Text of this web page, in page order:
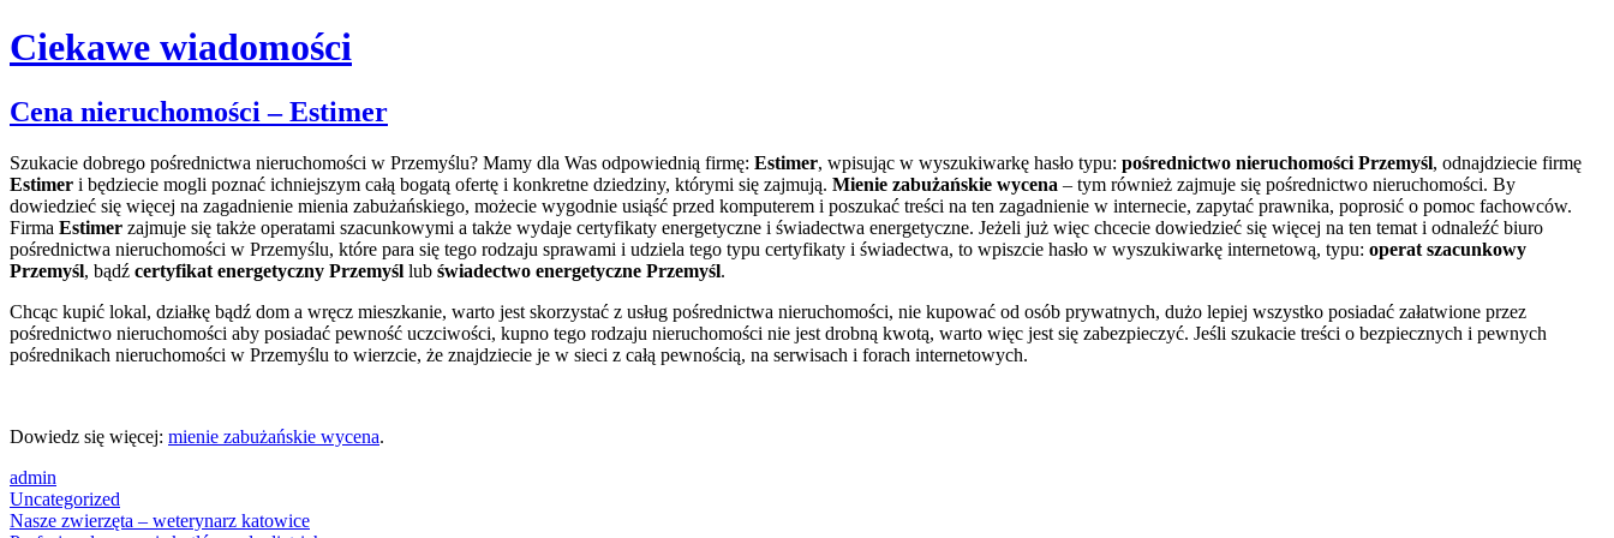
Ciekawe wiadomości
Skip
to
Cena nieruchomości – Estimer
Szukacie dobrego pośrednictwa nieruchomości w Przemyślu? Mamy dla Was odpowiednią firmę: Estimer, wpisując w wyszukiwarkę hasło typu: pośrednictwo nieruchomości Przemyśl, odnajdziecie firmę
Estimer i będziecie mogli poznać ichniejszym całą bogatą ofertę i konkretne dziedziny, którymi się zajmują. Mienie zabużańskie wycena – tym również zajmuje się pośrednictwo nieruchomości. By
dowiedzieć się więcej na zagadnienie mienia zabużańskiego, możecie wygodnie usiąść przed komputerem i poszukać treści na ten zagadnienie w internecie, zapytać prawnika, poprosić o pomoc fachowców.
Firma Estimer zajmuje się także operatami szacunkowymi a także wydaje certyfikaty energetyczne i świadectwa energetyczne. Jeżeli już więc chcecie dowiedzieć się więcej na ten temat i odnaleźć biuro
pośrednictwa nieruchomości w Przemyślu, które para się tego rodzaju sprawami i udziela tego typu certyfikaty i świadectwa, to wpiszcie hasło w wyszukiwarkę internetową, typu: operat szacunkowy
Przemyśl, bądź certyfikat energetyczny Przemyśl lub świadectwo energetyczne Przemyśl.
Chcąc kupić lokal, działkę bądź dom a wręcz mieszkanie, warto jest skorzystać z usług pośrednictwa nieruchomości, nie kupować od osób prywatnych, dużo lepiej wszystko posiadać załatwione przez
pośrednictwo nieruchomości aby posiadać pewność uczciwości, kupno tego rodzaju nieruchomości nie jest drobną kwotą, warto więc jest się zabezpieczyć. Jeśli szukacie treści o bezpiecznych i pewnych
pośrednikach nieruchomości w Przemyślu to wierzcie, że znajdziecie je w sieci z całą pewnością, na serwisach i forach internetowych.
Dowiedz się więcej: mienie zabużańskie wycena.
admin
Uncategorized
Post
Nasze zwierzęta – weterynarz katowice